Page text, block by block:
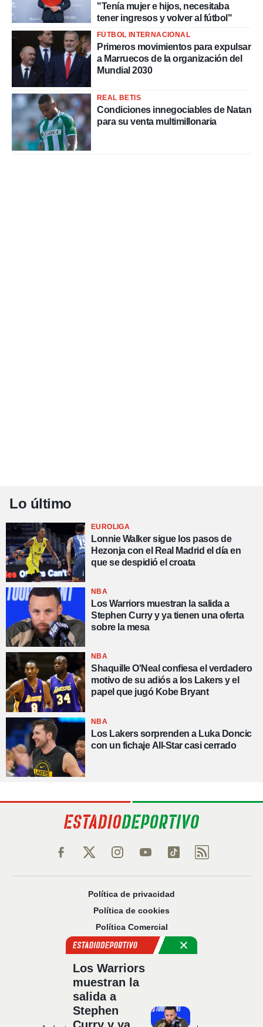
"Tenía mujer e hijos, necesitaba
tener ingresos y volver al fútbol"
FÚTBOL INTERNACIONAL
Primeros movimientos para expulsar
a Marruecos de la organización del
Mundial 2030
REAL BETIS
Condiciones innegociables de Natan
para su venta multimillonaria
Lo último
EUROLIGA
Lonnie Walker sigue los pasos de
Hezonja con el Real Madrid el día en
que se despidió el croata
NBA
Los Warriors muestran la salida a
Stephen Curry y ya tienen una oferta
sobre la mesa
NBA
Shaquille O'Neal confiesa el verdadero
motivo de su adiós a los Lakers y el
papel que jugó Kobe Bryant
NBA
Los Lakers sorprenden a Luka Doncic
con un fichaje All-Star casi cerrado
Política de privacidad
Política de cookies
Política Comercial
Aviso legal
Sobre nosotros
Código Ético
Los Warriors
muestran la
salida a
Stephen